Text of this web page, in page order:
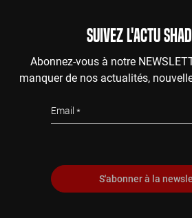
SUIVEZ L'ACTU
Abonnez-vous à notre
manquer de nos actualités,
Email
S'abonner à la